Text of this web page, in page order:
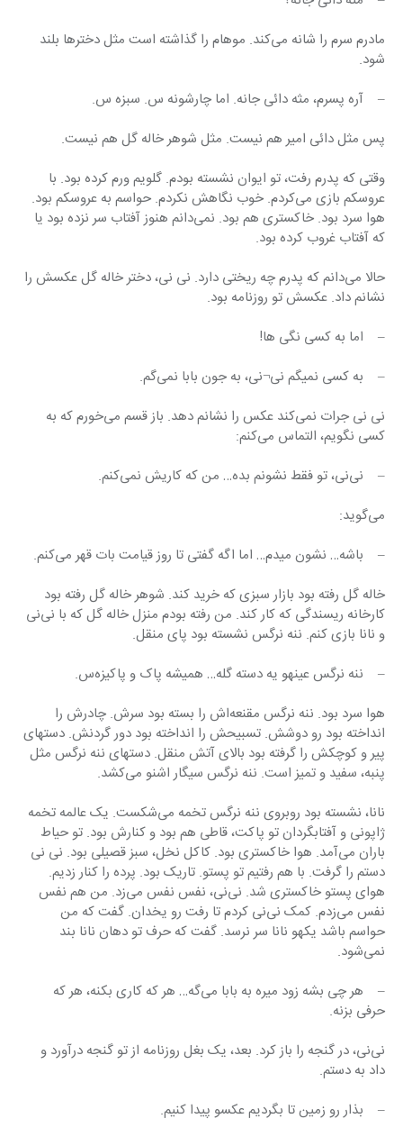
مادرم سرم را شانه می‌کند. موهام را گذاشته است مثل دخترها بلند
شود.
–    آره پسرم، مثه دائی جانه. اما چارشونه س. سبزه س.
پس مثل دائی امیر هم نیست. مثل شوهر خاله گل هم نیست.
وقتی که پدرم رفت، تو ایوان نشسته بودم. گلویم ورم کرده بود. با
عروسکم بازی می‌کردم. خوب نگاهش نکردم. حواسم به عروسکم بود.
هوا سرد بود. خاکستری هم بود. نمی‌دانم هنوز آفتاب سر نزده بود یا
که آفتاب غروب کرده بود.
حالا می‌دانم که پدرم چه ریختی دارد. نی نی، دختر خاله گل عکسش را
نشانم داد. عکسش تو روزنامه بود.
–    اما به کسی نگی ها!
–    به کسی نمیگم نی¬نی، به جون بابا نمی‌گم.
نی نی جرات نمی‌کند عکس را نشانم دهد. باز قسم می‌خورم که به
کسی نگویم، التماس می‌کنم:
–    نی‌نی، تو فقط نشونم بده… من که کاریش نمی‌کنم.
می‌گوید:
–    باشه… نشون میدم… اما اگه گفتی تا روز قیامت بات قهر می‌کنم.
خاله گل رفته بود بازار سبزی که خرید کند. شوهر خاله گل رفته بود
کارخانه ریسندگی که کار کند. من رفته بودم منزل خاله گل که با نی‌نی
و نانا بازی کنم. ننه نرگس نشسته بود پای منقل.
–    ننه نرگس عینهو یه دسته گله… همیشه پاک و پاکیزه‌س.
هوا سرد بود. ننه نرگس مقنعه‌اش را بسته بود سرش. چادرش را
انداخته بود رو دوشش. تسبیحش را انداخته بود دور گردنش. دستهای
پیر و کوچکش را گرفته بود بالای آتش منقل. دستهای ننه نرگس مثل
پنبه، سفید و تمیز است. ننه نرگس سیگار اشنو می‌کشد.
نانا، نشسته بود روبروی ننه نرگس تخمه می‌شکست. یک عالمه تخمه
ژاپونی و آفتابگردان تو پاکت، قاطی هم بود و کنارش بود. تو حیاط
باران می‌آمد. هوا خاکستری بود. کاکل نخل، سبز قصیلی بود. نی نی
دستم را گرفت. با هم رفتیم تو پستو. تاریک بود. پرده را کنار زدیم.
هوای پستو خاکستری شد. نی‌نی، نفس نفس می‌زد. من هم نفس
نفس می‌زدم. کمک نی‌نی کردم تا رفت رو یخدان. گفت که من
حواسم باشد یکهو نانا سر نرسد. گفت که حرف تو دهان نانا بند
نمی‌شود.
–    هر چی بشه زود میره به بابا می‌گه… هر که کاری بکنه، هر که
حرفی بزنه.
نی‌نی، در گنجه را باز کرد. بعد، یک بغل روزنامه از تو گنجه درآورد و
داد به دستم.
–    بذار رو زمین تا بگردیم عکسو پیدا کنیم.